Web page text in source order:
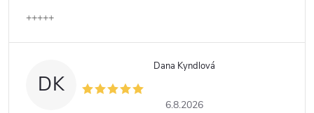
+++++
DK
Dana Kyndlová
6.8.2026